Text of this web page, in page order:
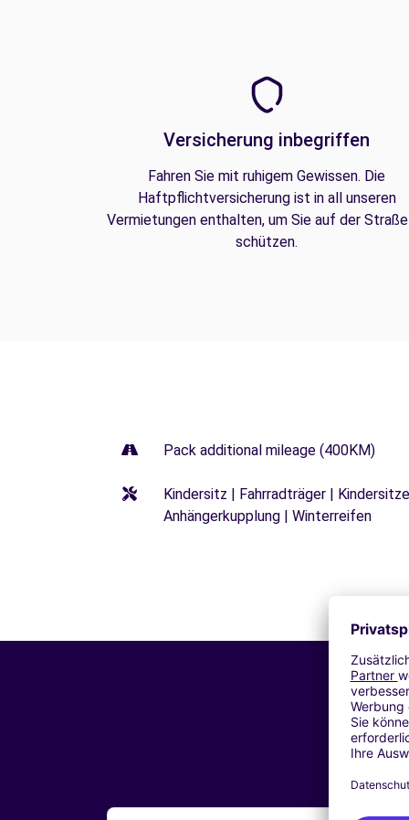
Versicherung inbegriffen
Fahren Sie mit ruhigem Gewissen. Die
Haftpflichtversicherung ist in all unseren
Vermietungen enthalten, um Sie auf der
schützen.
Pack additional mileage (400KM)
Kindersitz | Fahrradträger |
Anhängerkupplung | Winterreifen